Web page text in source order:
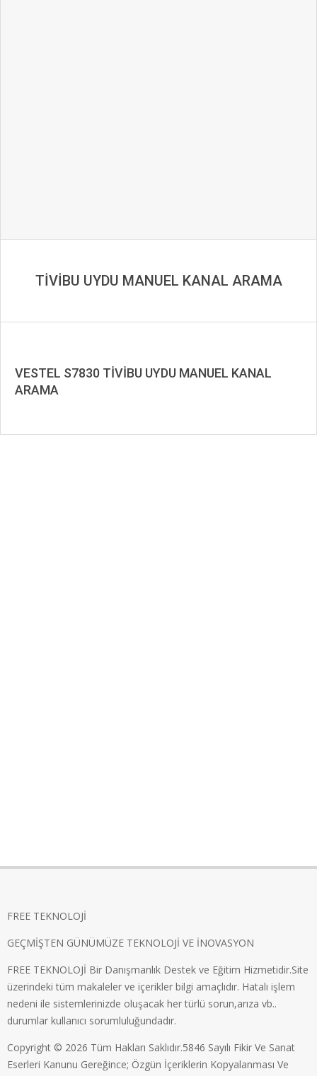
TİVİBU UYDU MANUEL KANAL ARAMA
VESTEL S7830 TİVİBU UYDU MANUEL KANAL
ARAMA
FREE TEKNOLOJİ
GEÇMİŞTEN GÜNÜMÜZE TEKNOLOJİ VE İNOVASYON
FREE TEKNOLOJİ Bir Danışmanlık Destek ve Eğitim Hizmetidir.Site
üzerindeki tüm makaleler ve içerikler bilgi amaçlıdır. Hatalı işlem
nedeni ile sistemlerinizde oluşacak her türlü sorun,arıza vb..
durumlar kullanıcı sorumluluğundadır.
Copyright © 2026 Tüm Hakları Saklıdır.5846 Sayılı Fikir Ve Sanat
Eserleri Kanunu Gereğince; Özgün İçeriklerin Kopyalanması Ve